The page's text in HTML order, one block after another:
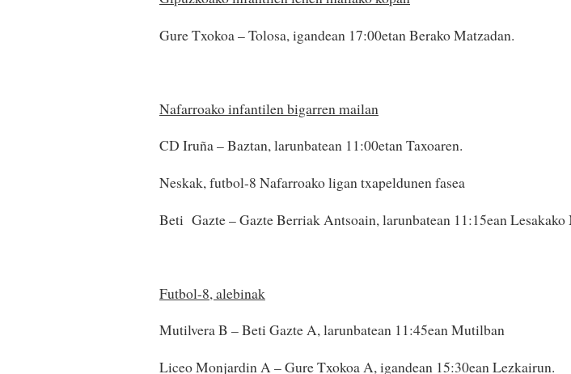
Gure Txokoa – Tolosa, igandean 17:00etan Berako Matzadan.
Nafarroako infantilen bigarren mailan
CD Iruña – Baztan, larunbatean 11:00etan Taxoaren.
Neskak, futbol-8 Nafarroako ligan txapeldunen fasea
Beti Gazte – Gazte Berriak Antsoain, larunbatean 11:15ean Lesakako
Futbol-8, alebinak
Mutilvera B – Beti Gazte A, larunbatean 11:45ean Mutilban
Liceo Monjardin A – Gure Txokoa A, igandean 15:30ean Lezkairun.